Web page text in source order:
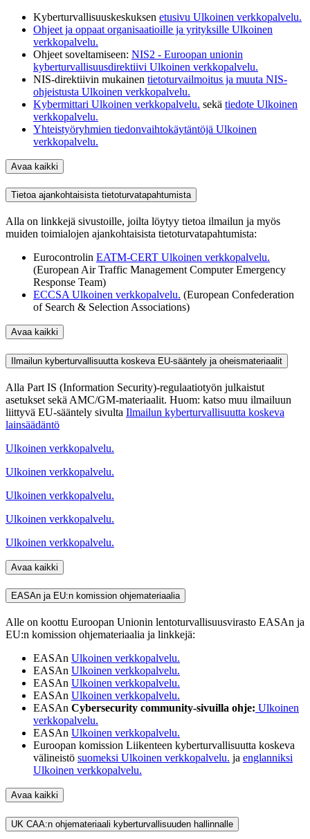
Kyberturvallisuuskeskuksen etusivu Ulkoinen verkkopalvelu.
Ohjeet ja oppaat organisaatioille ja yrityksille Ulkoinen
verkkopalvelu.
Ohjeet soveltamiseen: NIS2 - Euroopan unionin
kyberturvallisuusdirektiivi Ulkoinen verkkopalvelu.
NIS-direktiivin mukainen tietoturvailmoitus ja muuta NIS-
ohjeistusta Ulkoinen verkkopalvelu.
Kybermittari Ulkoinen verkkopalvelu. sekä tiedote Ulkoinen
verkkopalvelu.
Yhteistyöryhmien tiedonvaihtokäytäntöjä Ulkoinen
verkkopalvelu.
Avaa kaikki
Tietoa ajankohtaisista tietoturvatapahtumista
Alla on linkkejä sivustoille, joilta löytyy tietoa ilmailun ja myös
muiden toimialojen ajankohtaisista tietoturvatapahtumista:
Eurocontrolin EATM-CERT Ulkoinen verkkopalvelu.
(European Air Traffic Management Computer Emergency
Response Team)
ECCSA Ulkoinen verkkopalvelu. (European Confederation
of Search & Selection Associations)
Avaa kaikki
Ilmailun kyberturvallisuutta koskeva EU-sääntely ja oheismateriaalit
Alla Part IS (Information Security)-regulaatiotyön julkaistut
asetukset sekä AMC/GM-materiaalit. Huom: katso muu ilmailuun
liittyvä EU-sääntely sivulta Ilmailun kyberturvallisuutta koskeva
lainsäädäntö
Ulkoinen verkkopalvelu.
Ulkoinen verkkopalvelu.
Ulkoinen verkkopalvelu.
Ulkoinen verkkopalvelu.
Ulkoinen verkkopalvelu.
Avaa kaikki
EASAn ja EU:n komission ohjemateriaalia
Alle on koottu Euroopan Unionin lentoturvallisuusvirasto EASAn ja
EU:n komission ohjemateriaalia ja linkkejä:
EASAn Ulkoinen verkkopalvelu.
EASAn Ulkoinen verkkopalvelu.
EASAn Ulkoinen verkkopalvelu.
EASAn Ulkoinen verkkopalvelu.
EASAn Cybersecurity community-sivuilla ohje: Ulkoinen
verkkopalvelu.
EASAn Ulkoinen verkkopalvelu.
Euroopan komission Liikenteen kyberturvallisuutta koskeva
välineistö suomeksi Ulkoinen verkkopalvelu. ja englanniksi
Ulkoinen verkkopalvelu.
Avaa kaikki
UK CAA:n ohjemateriaali kyberturvallisuuden hallinnalle